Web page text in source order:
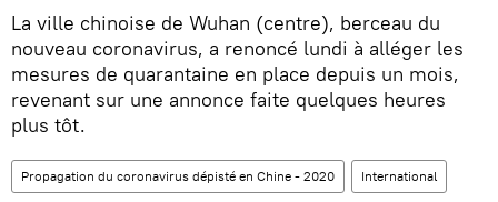
La ville chinoise de Wuhan (centre), berceau du
nouveau coronavirus, a renoncé lundi à alléger les
mesures de quarantaine en place depuis un mois,
revenant sur une annonce faite quelques heures
plus tôt.
Propagation du coronavirus dépisté en Chine - 2020 International